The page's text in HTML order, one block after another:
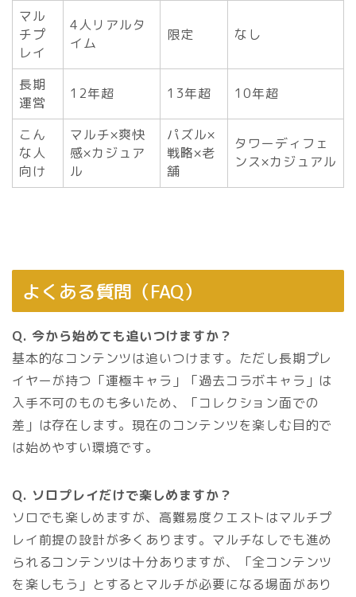
マル
チプ
レイ
4人リアルタ
イム
限定 なし
長期
運営
12年超 13年超 10年超
こん
な人
向け
マルチ×爽快
感×カジュア
ル
パズル×
戦略×老
舗
タワーディフェ
ンス×カジュアル
よくある質問（FAQ）
Q. 今から始めても追いつけますか？
基本的なコンテンツは追いつけます。ただし長期プレ
イヤーが持つ「運極キャラ」「過去コラボキャラ」は
入手不可のものも多いため、「コレクション面での
差」は存在します。現在のコンテンツを楽しむ目的で
は始めやすい環境です。
Q. ソロプレイだけで楽しめますか？
ソロでも楽しめますが、高難易度クエストはマルチプ
レイ前提の設計が多くあります。マルチなしでも進め
られるコンテンツは十分ありますが、「全コンテンツ
を楽しもう」とするとマルチが必要になる場面があり